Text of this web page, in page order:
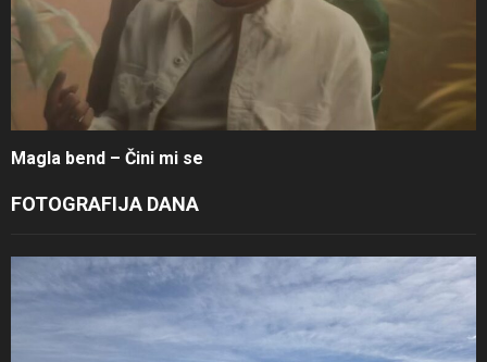
Magla bend – Čini mi se
FOTOGRAFIJA DANA